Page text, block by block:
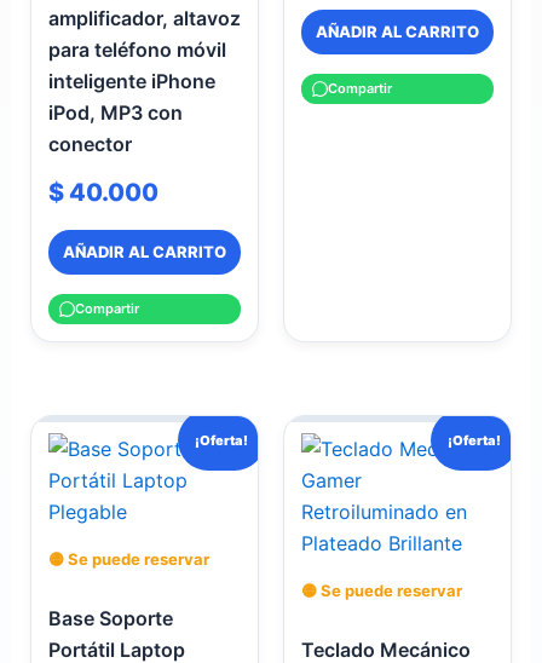
amplificador, altavoz
para teléfono móvil
inteligente iPhone
iPod, MP3 con
conector
$40.000
AÑADIR AL CARRITO
Compartir
AÑADIR AL CARRITO
Compartir
¡Oferta!
🟡 Se puede reservar
Base Soporte
Portátil Laptop
El
precio
original
$ 60.000.
El
precio
actual
$ 45.000.
¡Oferta!
🟡 Se puede reservar
Teclado Mecánico
El
precio
era:
$ 65.000.
El
precio
es:
$ 46.000.